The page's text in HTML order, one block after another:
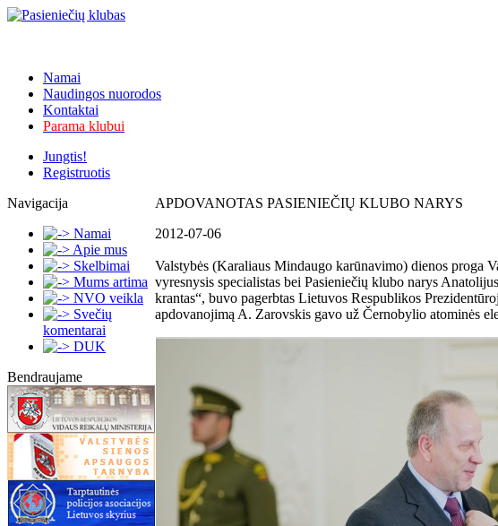
Namai
Naudingos nuorodos
Kontaktai
Parama klubui
Jungtis!
Registruotis
Navigacija
Namai
Apie mus
Skelbimai
Mums artima
NVO veikla
Svečių
komentarai
DUK
Bendraujame
APDOVANOTAS PASIENIEČIŲ KLUBO NARYS
2012-07-06
Valstybės (Karaliaus Mindaugo karūnavimo) dienos proga
vyresnysis specialistas bei Pasieniečių klubo narys
krantas“, buvo pagerbtas Lietuvos Respublikos
apdovanojimą A. Zarovskis gavo už Černobylio atominės